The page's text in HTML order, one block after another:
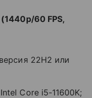
60 FPS,
22H2 или
Core i5-11600K;